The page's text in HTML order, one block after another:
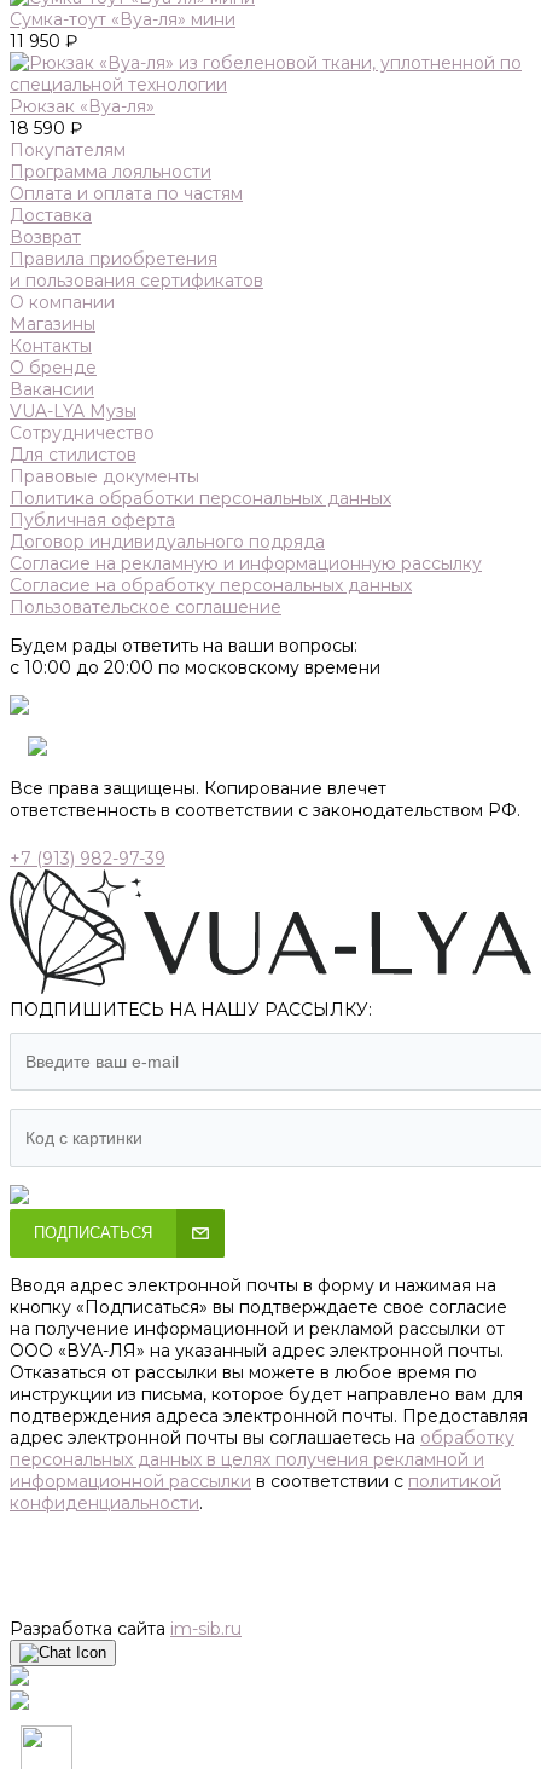
Сумка-тоут «Вуа-ля» мини
11 950 ₽
Рюкзак «Вуа-ля»
18 590 ₽
Покупателям
Программа лояльности
Оплата и оплата по частям
Доставка
Возврат
Правила приобретения
и пользования сертификатов
О компании
Магазины
Контакты
О бренде
Вакансии
VUA-LYA Музы
Сотрудничество
Для стилистов
Правовые документы
Политика обработки персональных данных
Публичная оферта
Договор индивидуального подряда
Согласие на рекламную и информационную рассылку
Согласие на обработку персональных данных
Пользовательское соглашение
Будем рады ответить на ваши вопросы:
с 10:00 до 20:00 по московскому времени
Все права защищены. Копирование влечет
ответственность в соответствии с законодательством РФ.
+7 (913) 982-97-39
ПОДПИШИТЕСЬ НА НАШУ РАССЫЛКУ:
ПОДПИСАТЬСЯ
Вводя адрес электронной почты в форму и нажимая на
кнопку «Подписаться» вы подтверждаете свое согласие
на получение информационной и рекламой рассылки от
ООО «ВУА-ЛЯ» на указанный адрес электронной почты.
Отказаться от рассылки вы можете в любое время по
инструкции из письма, которое будет направлено вам для
подтверждения адреса электронной почты. Предоставляя
адрес электронной почты вы соглашаетесь на обработку
персональных данных в целях получения рекламной и
информационной рассылки в соответствии с политикой
конфиденциальности.
Разработка сайта im-sib.ru